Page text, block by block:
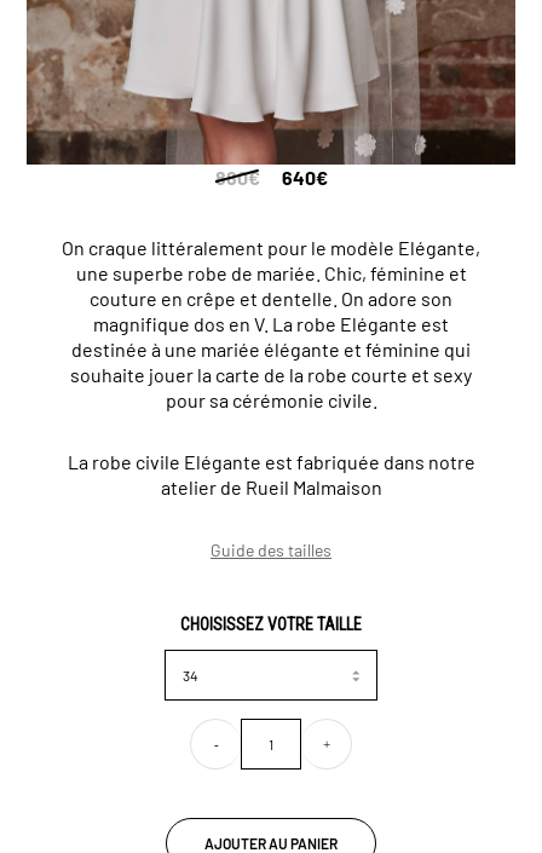
880€ 640€
On craque littéralement pour le modèle Elégante,
une superbe robe de mariée. Chic, féminine et
couture en crêpe et dentelle. On adore son
magnifique dos en V. La robe Elégante est
destinée à une mariée élégante et féminine qui
souhaite jouer la carte de la robe courte et sexy
pour sa cérémonie civile.
La robe civile Elégante est fabriquée dans notre
atelier de Rueil Malmaison
Guide des tailles
CHOISISSEZ VOTRE TAILLE
- +
AJOUTER AU PANIER